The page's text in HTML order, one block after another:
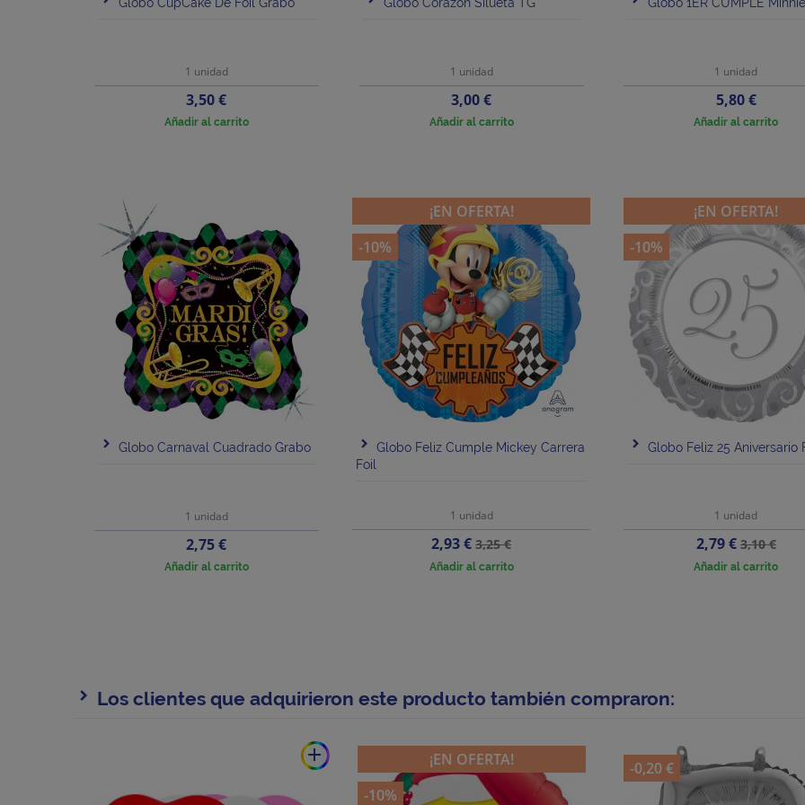
1 unidad
Precio
3,50 €
Añadir al carrito
1 unidad
Precio
3,00 €
Añadir al carrito
1 unidad
Precio
5,80 €
Añadir al carrito
Globo Carnaval Cuadrado Grabo
1 unidad
Precio
2,75 €
Añadir al carrito
Globo Feliz Cumple Mickey Carrera
Foil
1 unidad
Precio
2,93 €Precio
base
3,25 €
Añadir al carrito
¡EN OFERTA!
-10%
Globo Feliz 25 Aniversario
1 unidad
Precio
2,79 €Precio
base
3,10 €
Añadir al carrito
¡EN OFERTA!
-10%
Los clientes que adquirieron este producto también compraron:
add
¡EN OFERTA!
-10%
-0,20 €